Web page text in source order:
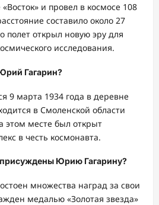
и провел в космосе 108
составило около 27
полет открыл новую эру для
исследования.
Гагарин?
9 марта 1934 года в деревне
в Смоленской области
этом месте был открыт
в честь космонавта.
Юрию Гагарину?
множества наград за свои
медалью «Золотая звезда»